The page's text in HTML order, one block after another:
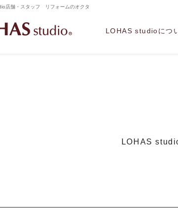
店舗・スタッフ リフォームのオクタ
LOHAS studioにつ
LOHAS